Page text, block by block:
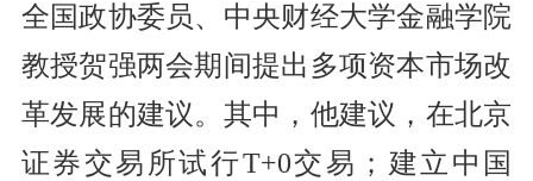
全国政协委员、中央财经大学金融学院
教授贺强两会期间提出多项资本市场改
革发展的建议。其中，他建议，在北京
证券交易所试行T+0交易；建立中国